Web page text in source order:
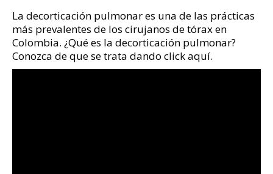
La decorticación pulmonar es una de las prácticas
más prevalentes de los cirujanos de tórax en
Colombia. ¿Qué es la decorticación pulmonar?
Conozca de que se trata dando click aquí.